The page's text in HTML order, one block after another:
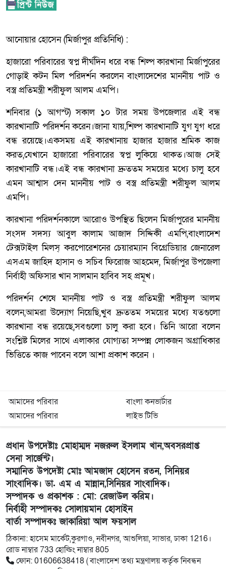
আনোয়ার হোসেন (মির্জাপুর প্রতিনিধি) :
হাজারো পরিবারের স্বপ্ন দীর্ঘদিন ধরে বন্ধ শিল্প কারখানা মির্জাপুরের
গোড়াই কটন মিল পরিদর্শন করলেন বাংলাদেশের মাননীয় পাট ও
বস্ত্র প্রতিমন্ত্রী শরীফুল আলম এমপি।
শনিবার (১ আগস্ট) সকাল ১০ টার সময় উপজেলার এই বন্ধ
কারখানাটি পরিদর্শন করেন।জানা যায়,শিল্প কারখানাটি যুগ যুগ ধরে
বন্ধ রয়েছে।একসময় এই কারখানায় হাজার হাজার শ্রমিক কাজ
করত,যেখানে হাজারো পরিবারের স্বপ্ন লুকিয়ে থাকত।আজ সেই
কারখানাটি বন্ধ।এই বন্ধ কারখানা দ্রুততম সময়ের মধ্যে চালু হবে
এমন আশ্বাস দেন মাননীয় পাট ও বস্ত্র প্রতিমন্ত্রী শরীফুল আলম
এমপি।
কারখানা পরিদর্শনকালে আরোও উপস্থিত ছিলেন মির্জাপুরের মাননীয়
সংসদ সদস্য আবুল কালাম আজাদ সিদ্দিকী এমপি,বাংলাদেশ
টেক্সটাইল মিলস্ করপোরেশনের চেয়ারম্যান বিগ্রেডিয়ার জেনারেল
এসএম জাহিদ হাসান ও সচিব ফিরোজ আহমেদ, মির্জাপুর উপজেলা
নির্বাহী অফিসার খান সালমান হাবিব সহ প্রমূখ।
পরিদর্শন শেষে মাননীয় পাট ও বস্ত্র প্রতিমন্ত্রী শরীফুল আলম
বলেন,আমরা উদ্যোগ নিয়েছি,খুব দ্রুততম সময়ের মধ্যে যতগুলো
কারখানা বন্ধ রয়েছে,সবগুলো চালু করা হবে। তিনি আরো বলেন
সংশ্লিষ্ট মিলের সাথে এলাকার যোগ্যতা সম্পন্ন লোকজন অগ্রাধিকার
ভিত্তিতে কাজ পাবেন বলে আশা প্রকাশ করেন ।
আমাদের পরিবার
বাংলা কনভার্টার
আমাদের পরিবার
লাইভ টিভি
প্রধান উপদেষ্টাঃ মোহাম্মদ নজরুল ইসলাম খান,অবসরপ্রাপ্ত
সেনা সার্জেন্ট।
সম্মানিত উপদেষ্টা মোঃ আমজাদ হোসেন রতন, সিনিয়র
সাংবাদিক। ডা. এম এ মান্নান,সিনিয়র সাংবাদিক।
সম্পাদক ও প্রকাশক : মো: রেজাউল করিম।
নির্বাহী সম্পাদকঃ সোলায়মান হোসাইন
বার্তা সম্পাদকঃ জাকারিয়া আল ফয়সাল
ঠিকানা: হাসেম মার্কেট,কুরগাও, নবীনগর, আশুলিয়া, সাভার, ঢাকা 1216।
রোড নাম্বার 733 হোল্ডিং নাম্বার 805
ফোন: 01606638418 ( বাংলাদেশ তথ্য মন্ত্রণালয় কর্তৃক নিবন্ধন